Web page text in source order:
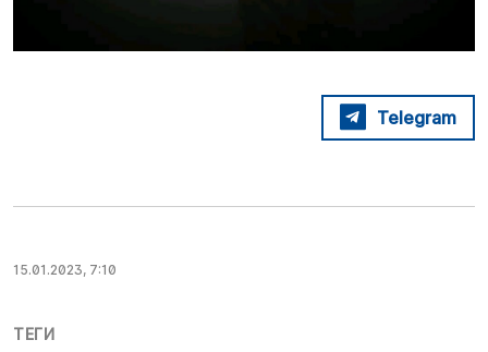
Telegram
15.01.2023, 7:10
ТЕГИ